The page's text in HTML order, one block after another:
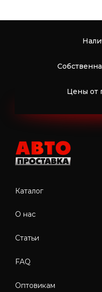
Цены от
Каталог
О нас
Статьи
FAQ
Оптовикам